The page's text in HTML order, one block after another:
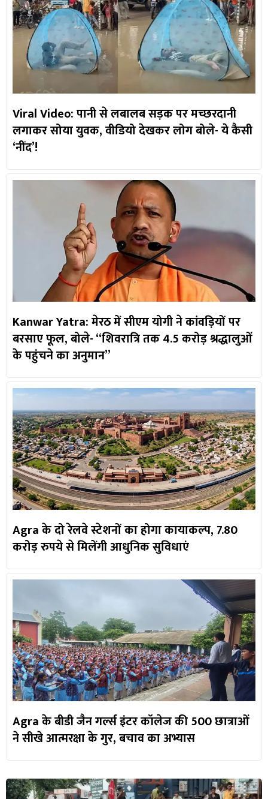
Viral Video: पानी से लबालब सड़क पर मच्छरदानी
लगाकर सोया युवक, वीडियो देखकर लोग बोले- ये कैसी
‘नींद’!
Kanwar Yatra: मेरठ में सीएम योगी ने कांवड़ियों पर
बरसाए फूल, बोले- “शिवरात्रि तक 4.5 करोड़ श्रद्धालुओं
के पहुंचने का अनुमान”
Agra के दो रेलवे स्टेशनों का होगा कायाकल्प, 7.80
करोड़ रुपये से मिलेंगी आधुनिक सुविधाएं
Agra के बीडी जैन गर्ल्स इंटर कॉलेज की 500 छात्राओं
ने सीखे आत्मरक्षा के गुर, बचाव का अभ्यास